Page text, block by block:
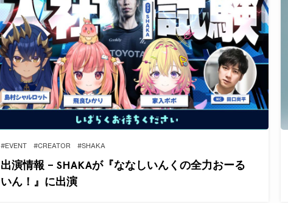
#EVENT #CREATOR #SHAKA
出演情報 – SHAKAが『ななしいんくの全力おーる
いん！』に出演